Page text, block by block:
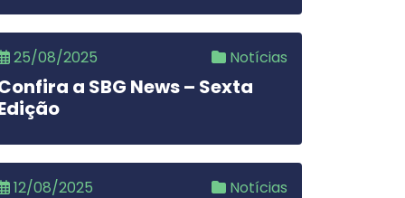
25/08/2025 Notícias
a SBG News – Sexta
12/08/2025 Notícias